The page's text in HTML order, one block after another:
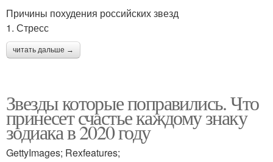
Причины похудения российских звезд
1. Стресс
читать дальше →
Звезды которые поправились. Что
принесет счастье каждому знаку
зодиака в 2020 году
GettyImages; Rexfeatures;